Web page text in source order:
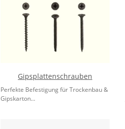
Gipsplattenschrauben
Perfekte Befestigung für Trockenbau &
Gipskarton...